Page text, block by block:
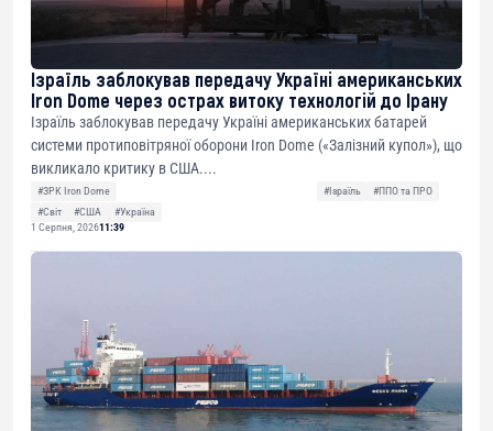
Ізраїль заблокував передачу Україні американських
Iron Dome через острах витоку технологій до Ірану
Ізраїль заблокував передачу Україні американських батарей
системи протиповітряної оборони Iron Dome («Залізний купол»), що
викликало критику в США....
#ЗРК Iron Dome #Ізраїль
#ППО та ПРО
#Світ
#США
#Україна
1 Серпня, 202611:39